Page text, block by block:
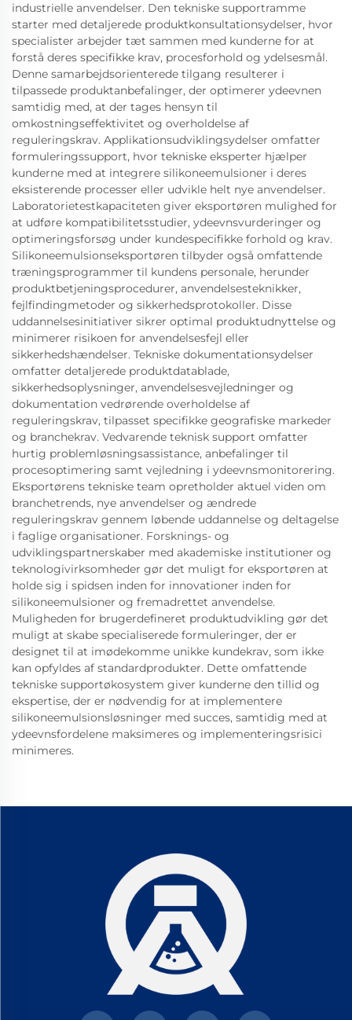
industrielle anvendelser. Den tekniske supportramme
starter med detaljerede produktkonsultationsydelser, hvor
specialister arbejder tæt sammen med kunderne for at
forstå deres specifikke krav, procesforhold og ydelsesmål.
Denne samarbejdsorienterede tilgang resulterer i
tilpassede produktanbefalinger, der optimerer ydeevnen
samtidig med, at der tages hensyn til
omkostningseffektivitet og overholdelse af
reguleringskrav. Applikationsudviklingsydelser omfatter
formuleringssupport, hvor tekniske eksperter hjælper
kunderne med at integrere silikoneemulsioner i deres
eksisterende processer eller udvikle helt nye anvendelser.
Laboratorietestkapaciteten giver eksportøren mulighed for
at udføre kompatibilitetsstudier, ydeevnsvurderinger og
optimeringsforsøg under kundespecifikke forhold og krav.
Silikoneemulsionseksportøren tilbyder også omfattende
træningsprogrammer til kundens personale, herunder
produktbetjeningsprocedurer, anvendelsesteknikker,
fejlfindingmetoder og sikkerhedsprotokoller. Disse
uddannelsesinitiativer sikrer optimal produktudnyttelse og
minimerer risikoen for anvendelsesfejl eller
sikkerhedshændelser. Tekniske dokumentationsydelser
omfatter detaljerede produktdatablade,
sikkerhedsoplysninger, anvendelsesvejledninger og
dokumentation vedrørende overholdelse af
reguleringskrav, tilpasset specifikke geografiske markeder
og branchekrav. Vedvarende teknisk support omfatter
hurtig problemløsningsassistance, anbefalinger til
procesoptimering samt vejledning i ydeevnsmonitorering.
Eksportørens tekniske team opretholder aktuel viden om
branchetrends, nye anvendelser og ændrede
reguleringskrav gennem løbende uddannelse og deltagelse
i faglige organisationer. Forsknings- og
udviklingspartnerskaber med akademiske institutioner og
teknologivirksomheder gør det muligt for eksportøren at
holde sig i spidsen inden for innovationer inden for
silikoneemulsioner og fremadrettet anvendelse.
Muligheden for brugerdefineret produktudvikling gør det
muligt at skabe specialiserede formuleringer, der er
designet til at imødekomme unikke kundekrav, som ikke
kan opfyldes af standardprodukter. Dette omfattende
tekniske supportøkosystem giver kunderne den tillid og
ekspertise, der er nødvendig for at implementere
silikoneemulsionsløsninger med succes, samtidig med at
ydeevnsfordelene maksimeres og implementeringsrisici
minimeres.